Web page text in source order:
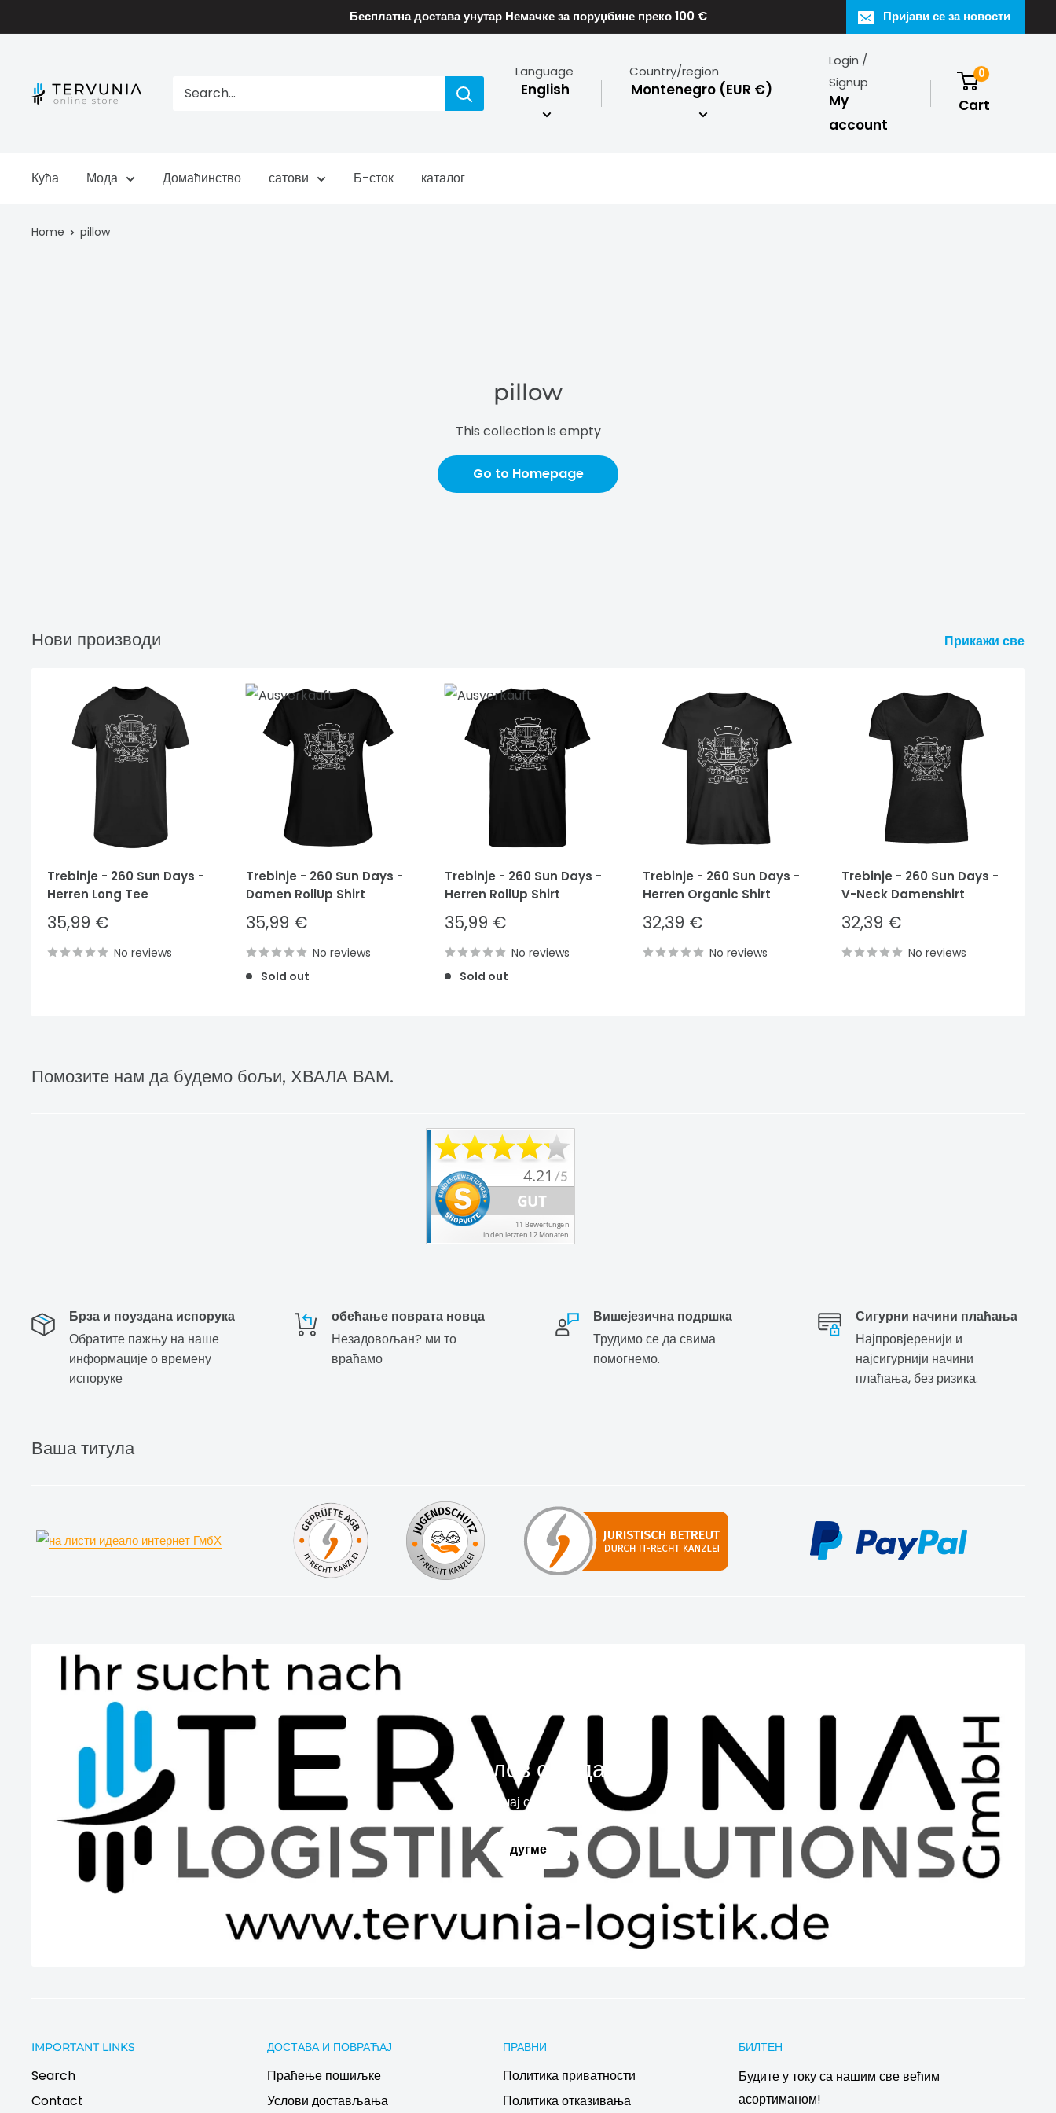
to
Бесплатна достава унутар Немачке за поруџбине преко 100 € Пријави се за новости
TERVUNIA
Language
English
Country/region
Montenegro (EUR €)
Login /
Signup
My
account
0
Cart
Кућа Мода Домаћинство сатови Б-сток каталог
Home pillow
pillow
This collection is empty
Go to Homepage
Нови производи Прикажи све
Trebinje - 260 Sun Days -
Herren Long Tee
Sale
price
35,99 €
No reviews
Trebinje - 260 Sun Days -
Damen RollUp Shirt
Sale
price
35,99 €
No reviews
Sold out
Trebinje - 260 Sun Days -
Herren RollUp Shirt
Sale
price
35,99 €
No reviews
Sold out
Trebinje - 260 Sun Days -
Herren Organic Shirt
Sale
price
32,39 €
No reviews
Trebinje - 260 Sun Days -
V-Neck Damenshirt
Sale
price
32,39 €
No reviews
Помозите нам да будемо бољи, ХВАЛА ВАМ.
Брза и поуздана испорука
Обратите пажњу на наше
информације о времену
испоруке
обећање поврата новца
Незадовољан? ми то
враћамо
Вишејезична подршка
Трудимо се да свима
помогнемо.
Сигурни начини плаћања
Најпровјеренији и
најсигурнији начини
плаћања, без ризика.
Ваша титула
Наслов слајда
Испричај своју причу
дугме
IMPORTANT LINKS
Search
Contact
ДОСТАВА И ПОВРАЋАЈ
Праћење пошиљке
Услови достављања
ПРАВНИ
Политика приватности
Политика отказивања
БИЛТЕН
Будите у току са нашим све већим
асортиманом!